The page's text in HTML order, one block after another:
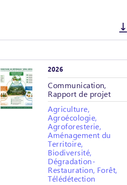
2026
Communication,
Rapport de projet
Agriculture,
Agroécologie,
Agroforesterie,
Aménagement du
Territoire,
Biodiversité,
Dégradation-
Restauration, Forêt,
Télédétection